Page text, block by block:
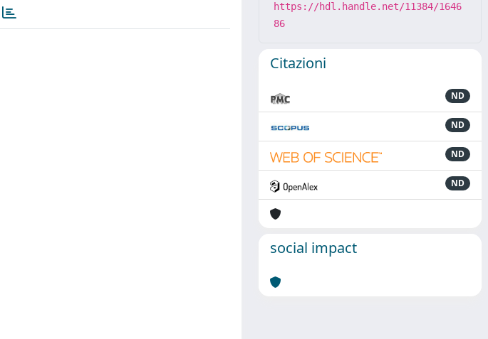
https://hdl.handle.net/11384/1646
86
Citazioni
ND
ND
ND
ND
social impact